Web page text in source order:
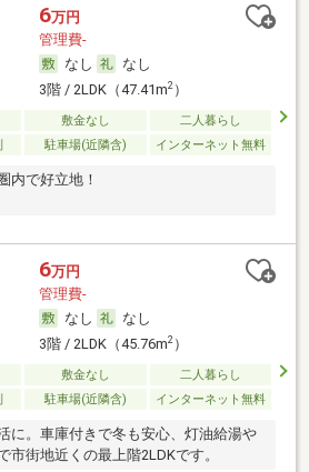
6万円
管理費-
なし
なし
3階 / 2LDK（47.41m2）
敷金なし
二人暮らし
駐車場(近隣含) インターネット無料
内で好立地！
6万円
管理費-
なし
なし
3階 / 2LDK（45.76m2）
敷金なし
二人暮らし
駐車場(近隣含) インターネット無料
に。車庫付きで冬も安心、灯油給湯や
市街地近くの最上階2LDKです。